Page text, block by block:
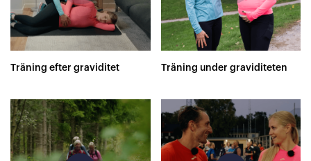
Träning efter graviditet Träning under graviditeten